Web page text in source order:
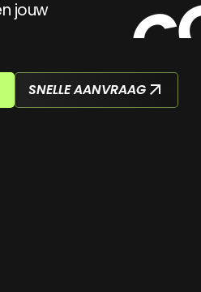
jouw producten beter
SNELLE AANVRAAG